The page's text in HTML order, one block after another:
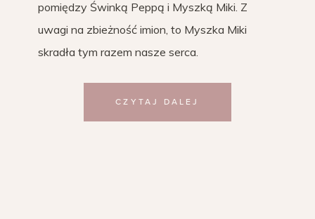
pomiędzy Świnką Peppą i Myszką Miki. Z
uwagi na zbieżność imion, to Myszka Miki
skradła tym razem nasze serca.
CZYTAJ DALEJ